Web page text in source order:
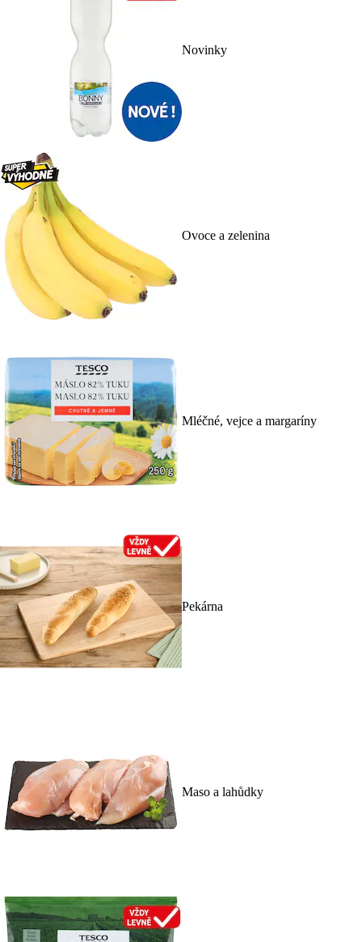
Novinky
Ovoce a zelenina
Mléčné, vejce a margaríny
Pekárna
Maso a lahůdky